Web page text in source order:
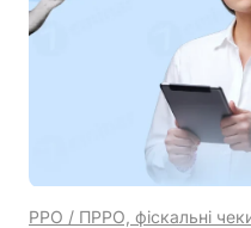
РРО / ПРРО, фіскальні